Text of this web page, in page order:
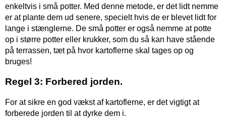
enkeltvis i små potter. Med denne metode, er det lidt nemme
er at plante dem ud senere, specielt hvis de er blevet lidt for
lange i stænglerne. De små potter er også nemme at potte
op i større potter eller krukker, som du så kan have stående
på terrassen, tæt på hvor kartoflerne skal tages op og
bruges!
Regel 3: Forbered jorden.
For at sikre en god vækst af kartoflerne, er det vigtigt at
forberede jorden til at dyrke dem i.